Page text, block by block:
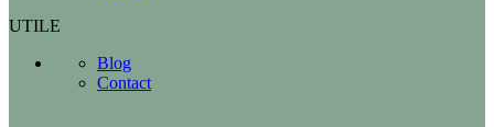
UTILE
Blog
Contact